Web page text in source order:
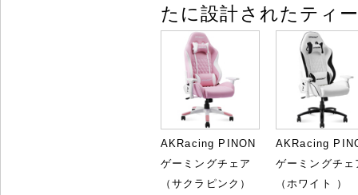
たに設計されたティ
AKRacing PINON
ゲーミングチェア
（サクラピンク）
AKRacing
ゲーミングチェ
（ホワイト ）